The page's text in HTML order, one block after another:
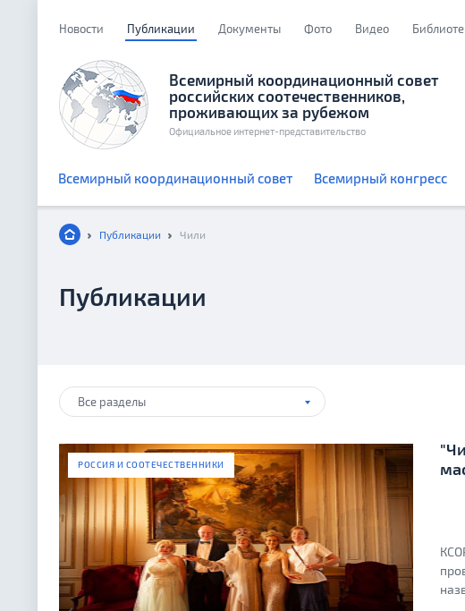
Новости Публикации Документы Фото Видео
Всемирный координационный совет
российских соотечественников,
проживающих за рубежом
Официальное интернет-представительство
Всемирный координационный совет Всемирный конгресс
Публикации Чили
Публикации
Все разделы
РОССИЯ И СООТЕЧЕСТВЕННИКИ